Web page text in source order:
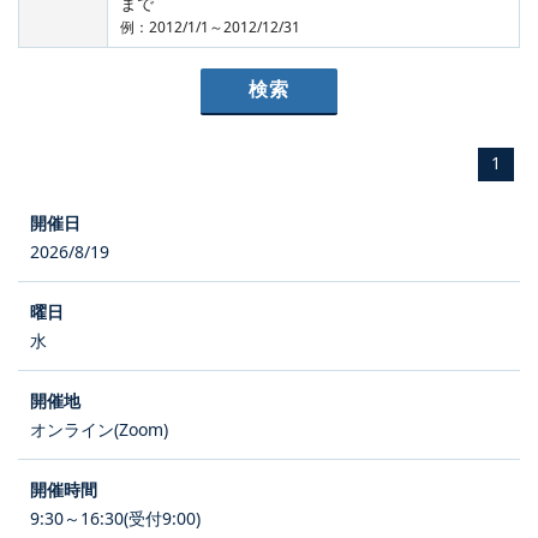
例：2012/1/1～2012/12/31
1
2026/8/19
水
オンライン(Zoom)
9:30～16:30(受付9:00)